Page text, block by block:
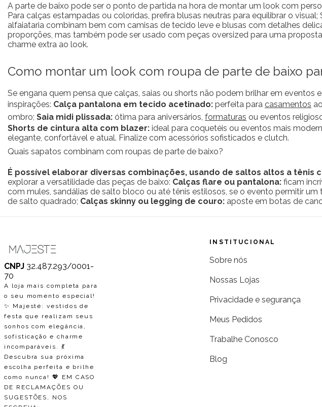
A parte de baixo pode ser o ponto de partida na hora de montar um look com
Para calças estampadas ou coloridas, prefira blusas neutras para equilibrar o
alfaiataria combinam bem com camisas de tecido leve e blusas com detalhes
proporções, mas também pode ser usado com peças oversized para uma
charme extra ao look.
Como montar um look com roupa de parte de baixo
Se engana quem pensa que calças, saias ou shorts não podem brilhar em
inspirações: Calça pantalona em tecido acetinado: perfeita para casamentos
ombro; Saia midi plissada: ótima para aniversários, formaturas ou eventos
Shorts de cintura alta com blazer: ideal para coquetéis ou eventos mais
elegante, confortável e atual. Finalize com acessórios sofisticados e clutch.
Quais sapatos combinam com roupas de parte de baixo?
É possível elaborar diversas combinações, usando de saltos altos a tênis
explorar a versatilidade das peças de baixo: Calças flare ou pantalona: ficam
com mules, sandálias de salto bloco ou até tênis estilosos, se o evento permitir um
de salto quadrado; Calças skinny ou legging de couro: aposte em botas de
CNPJ 32.487.293/0001-
70
A loja mais completa para
o seu momento especial!
✨ Majesté: vestidos de
festa que realizam seus
sonhos com elegância,
sofisticação e charme
incomparáveis. 💃
Descubra sua próxima
escolha perfeita e brilhe
como nunca! 💖 EM CASO
DE RECLAMAÇÕES OU
SUGESTÕES, NOS
INSTITUCIONAL
Sobre nós
Nossas Lojas
Privacidade e segurança
Meus Pedidos
Trabalhe Conosco
Blog